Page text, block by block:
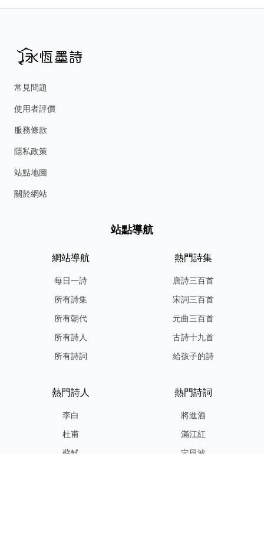
常見問題
使用者評價
服務條款
隱私政策
站點地圖
關於網站
站點導航
網站導航
每日一詩
所有詩集
所有朝代
所有詩人
所有詩詞
熱門詩集
唐詩三百首
宋詞三百首
元曲三百首
古詩十九首
給孩子的詩
熱門詩人
李白
杜甫
蘇軾
熱門詩詞
將進酒
滿江紅
定風波